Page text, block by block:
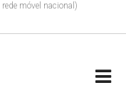
móvel nacional)